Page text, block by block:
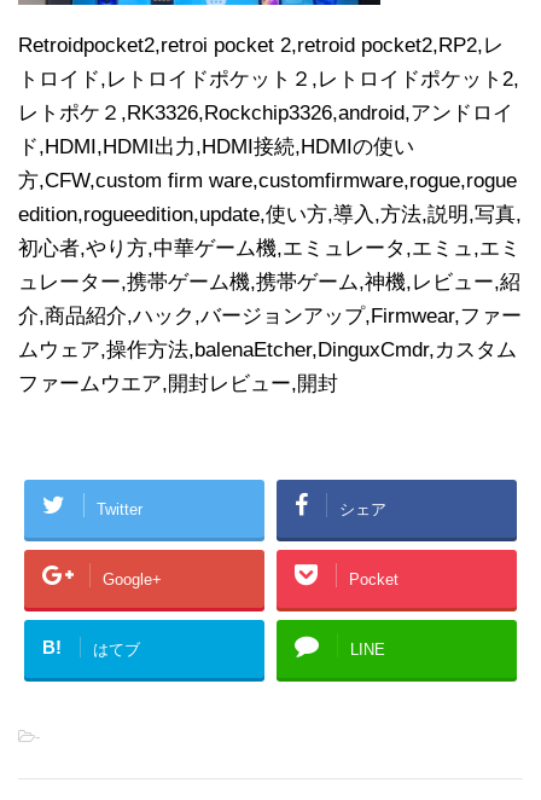
Retroidpocket2,retroi pocket 2,retroid pocket2,RP2,レ
トロイド,レトロイドポケット２,レトロイドポケット2,
レトポケ２,RK3326,Rockchip3326,android,アンドロイ
ド,HDMI,HDMI出力,HDMI接続,HDMIの使い
方,CFW,custom firm ware,customfirmware,rogue,rogue
edition,rogueedition,update,使い方,導入,方法,説明,写真,
初心者,やり方,中華ゲーム機,エミュレータ,エミュ,エミ
ュレーター,携帯ゲーム機,携帯ゲーム,神機,レビュー,紹
介,商品紹介,ハック,バージョンアップ,Firmwear,ファー
ムウェア,操作方法,balenaEtcher,DinguxCmdr,カスタム
ファームウエア,開封レビュー,開封
Twitter シェア
Google+ Pocket
B! はてブ LINE
-